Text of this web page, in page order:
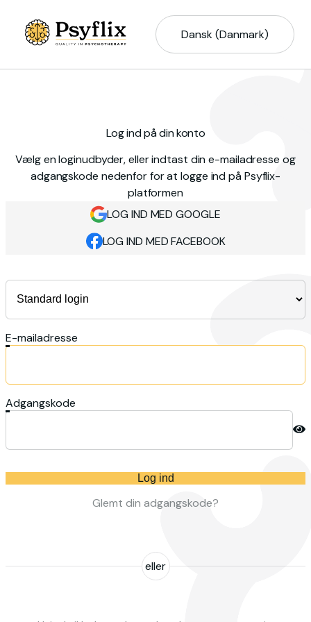
Dansk (Danmark)
Log ind på din konto
Vælg en loginudbyder, eller indtast din e-mailadresse og
adgangskode nedenfor for at logge ind på Psyflix-
platformen
LOG IND MED GOOGLE
LOG IND MED FACEBOOK
E-mailadresse
Adgangskode
Log ind
Glemt din adgangskode?
eller